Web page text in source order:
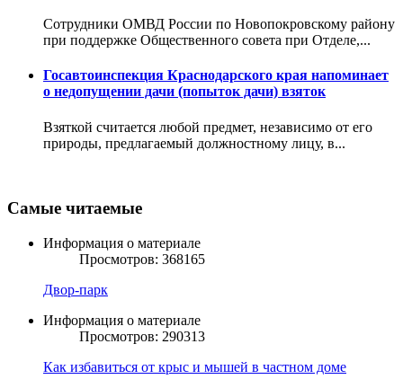
Сотрудники ОМВД России по Новопокровскому району
при поддержке Общественного совета при Отделе,...
Госавтоинспекция Краснодарского края напоминает
о недопущении дачи (попыток дачи) взяток
Взяткой считается любой предмет, независимо от его
природы, предлагаемый должностному лицу, в...
Самые читаемые
Информация о материале
Просмотров: 368165
Двор-парк
Информация о материале
Просмотров: 290313
Как избавиться от крыс и мышей в частном доме